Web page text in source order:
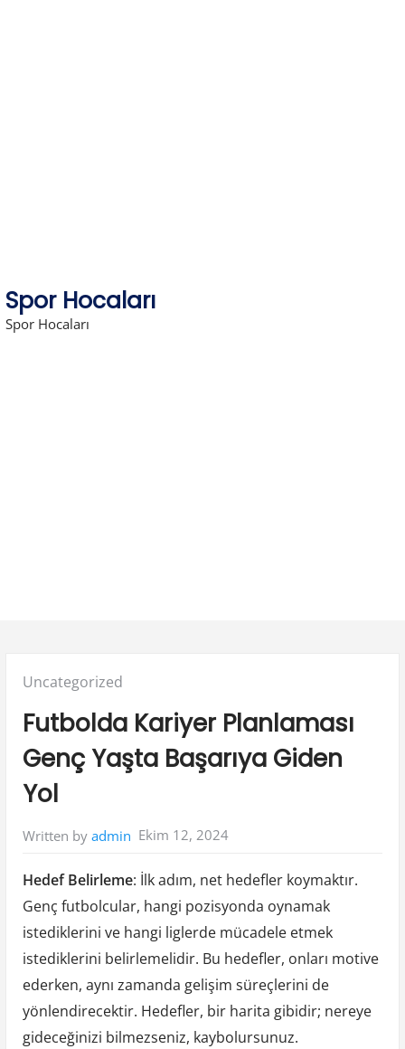
Spor Hocaları
Spor Hocaları
Posted
Uncategorized
Futbolda Kariyer Planlaması
Genç Yaşta Başarıya Giden
Yol
Written by admin Ekim 12, 2024
Hedef Belirleme: İlk adım, net hedefler koymaktır.
Genç futbolcular, hangi pozisyonda oynamak
istediklerini ve hangi liglerde mücadele etmek
istediklerini belirlemelidir. Bu hedefler, onları motive
ederken, aynı zamanda gelişim süreçlerini de
yönlendirecektir. Hedefler, bir harita gibidir; nereye
gideceğinizi bilmezseniz, kaybolursunuz.